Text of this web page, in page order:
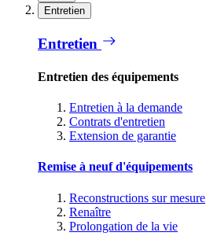
Entretien
Entretien
Entretien des équipements
Entretien à la demande
Contrats d'entretien
Extension de garantie
Remise à neuf d'équipements
Reconstructions sur mesure
Renaître
Prolongation de la vie